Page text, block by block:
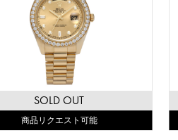
SOLD OUT
商品リクエスト可能